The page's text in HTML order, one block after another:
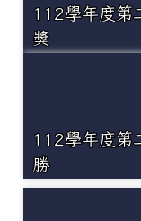
112學年度第
獎
112學年度第
勝